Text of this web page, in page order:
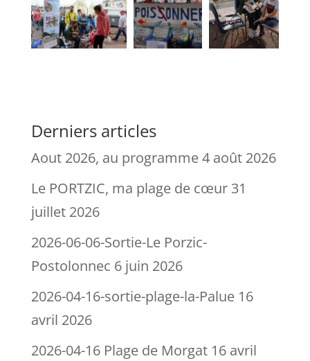
Derniers articles
Aout 2026, au programme4 août 2026
Le PORTZIC, ma plage de cœur 31
juillet 2026
2026-06-06-Sortie-Le Porzic-
Postolonnec 6 juin 2026
2026-04-16-sortie-plage-la-Palue 16
avril 2026
2026-04-16 Plage de Morgat 16 avril